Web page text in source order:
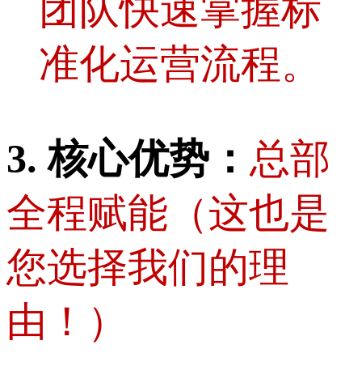
团队快速掌握标
准化运营流程。
3. 核心优势： 总部
全程赋能（这也是
您选择我们的理
由！）